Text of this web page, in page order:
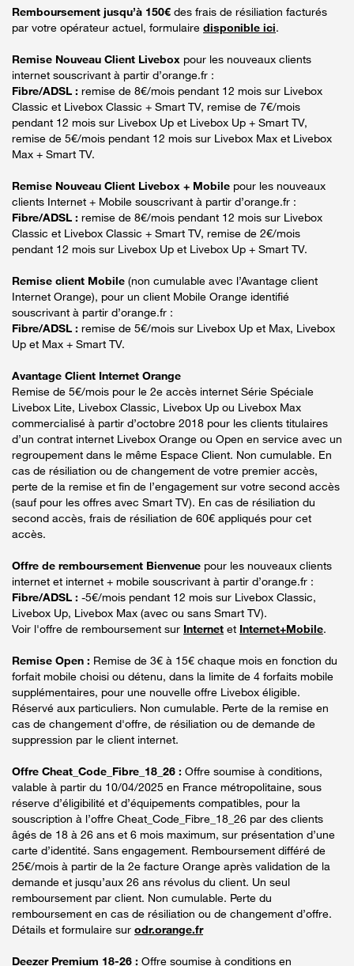
Remboursement jusqu’à 150€ des frais de résiliation facturés
par votre opérateur actuel, formulaire disponible ici.
Remise Nouveau Client Livebox pour les nouveaux clients
internet souscrivant à partir d’orange.fr :
Fibre/ADSL : remise de 8€/mois pendant 12 mois sur Livebox
Classic et Livebox Classic + Smart TV, remise de 7€/mois
pendant 12 mois sur Livebox Up et Livebox Up + Smart TV,
remise de 5€/mois pendant 12 mois sur Livebox Max et Livebox
Max + Smart TV.
Remise Nouveau Client Livebox + Mobile pour les nouveaux
clients Internet + Mobile souscrivant à partir d’orange.fr :
Fibre/ADSL : remise de 8€/mois pendant 12 mois sur Livebox
Classic et Livebox Classic + Smart TV, remise de 2€/mois
pendant 12 mois sur Livebox Up et Livebox Up + Smart TV.
Remise client Mobile (non cumulable avec l’Avantage client
Internet Orange), pour un client Mobile Orange identifié
souscrivant à partir d’orange.fr :
Fibre/ADSL : remise de 5€/mois sur Livebox Up et Max, Livebox
Up et Max + Smart TV.
Avantage Client Internet Orange
Remise de 5€/mois pour le 2e accès internet Série Spéciale
Livebox Lite, Livebox Classic, Livebox Up ou Livebox Max
commercialisé à partir d’octobre 2018 pour les clients titulaires
d’un contrat internet Livebox Orange ou Open en service avec un
regroupement dans le même Espace Client. Non cumulable. En
cas de résiliation ou de changement de votre premier accès,
perte de la remise et fin de l’engagement sur votre second accès
(sauf pour les offres avec Smart TV). En cas de résiliation du
second accès, frais de résiliation de 60€ appliqués pour cet
accès.
Offre de remboursement Bienvenue pour les nouveaux clients
internet et internet + mobile souscrivant à partir d’orange.fr :
Fibre/ADSL : -5€/mois pendant 12 mois sur Livebox Classic,
Livebox Up, Livebox Max (avec ou sans Smart TV).
Voir l'offre de remboursement sur Internet et Internet+Mobile.
Remise Open : Remise de 3€ à 15€ chaque mois en fonction du
forfait mobile choisi ou détenu, dans la limite de 4 forfaits mobile
supplémentaires, pour une nouvelle offre Livebox éligible.
Réservé aux particuliers. Non cumulable. Perte de la remise en
cas de changement d'offre, de résiliation ou de demande de
suppression par le client internet.
Offre Cheat_Code_Fibre_18_26 : Offre soumise à conditions,
valable à partir du 10/04/2025 en France métropolitaine, sous
réserve d’éligibilité et d’équipements compatibles, pour la
souscription à l’offre Cheat_Code_Fibre_18_26 par des clients
âgés de 18 à 26 ans et 6 mois maximum, sur présentation d’une
carte d’identité. Sans engagement. Remboursement différé de
25€/mois à partir de la 2e facture Orange après validation de la
demande et jusqu’aux 26 ans révolus du client. Un seul
remboursement par client. Non cumulable. Perte du
remboursement en cas de résiliation ou de changement d’offre.
Détails et formulaire sur odr.orange.fr
Deezer Premium 18-26 : Offre soumise à conditions en